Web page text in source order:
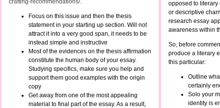
crafting-recommendations/.
Focus on this issue and then the thesis
statement in your starting up section. Will not
attract it into a very good span, it needs to be
instead simple and instructive
Most of the evidences on the thesis affirmation
constitute the human body of your essay.
Studying specifics, make sure you help and
support them good examples with the origin
copy
Get away from one of the most appealing
material to final part of the essay. As a result,
opposed to literary
or descriptive
research essay
awareness within
So, before
produce a literary
this particular:
Outline
certainly
Solo your
identity is